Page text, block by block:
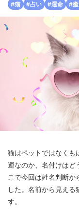
#猫 #占い #運命 #
猫はペットではなくも
運なのか、名付けはど
こで今回は姓名判断か
した。名前から見える
す。